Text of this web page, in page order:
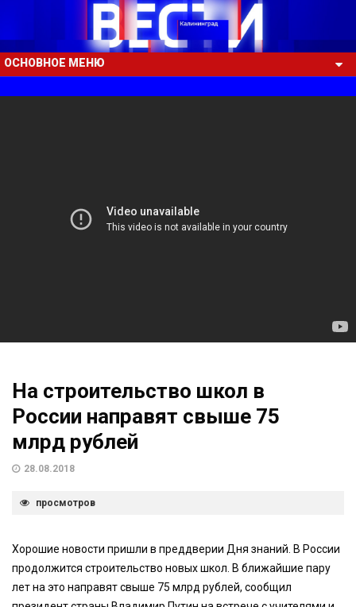
ОСНОВНОЕ МЕНЮ
На строительство школ в
России направят свыше 75
млрд рублей
28.08.2018
просмотров
Хорошие новости пришли в преддверии Дня знаний. В России
продолжится строительство новых школ. В ближайшие пару
лет на это направят свыше 75 млрд рублей, сообщил